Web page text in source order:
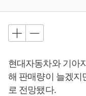
현대자동차와 기아
해 판매량이 늘겠지
로 전망됐다.